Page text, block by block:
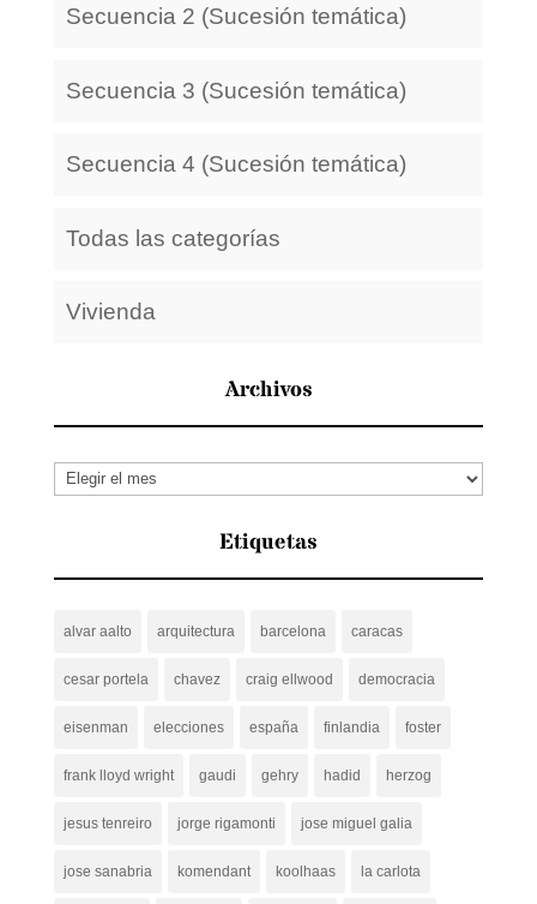
Secuencia 2 (Sucesión temática)
Secuencia 3 (Sucesión temática)
Secuencia 4 (Sucesión temática)
Todas las categorías
Vivienda
Archivos
Archivos
Etiquetas
alvar aalto arquitectura barcelona caracas
cesar portela chavez craig ellwood democracia
eisenman elecciones españa finlandia foster
frank lloyd wright gaudi gehry hadid herzog
jesus tenreiro jorge rigamonti jose miguel galia
jose sanabria komendant koolhaas la carlota